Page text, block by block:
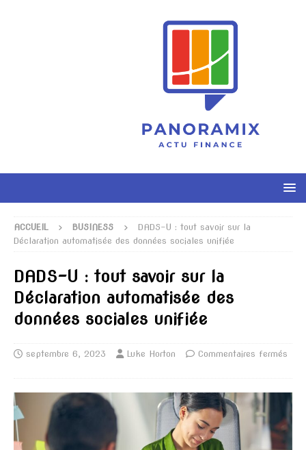
ACCUEIL BUSINESS
DADS-U : tout savoir sur la
Déclaration automatisée des données sociales unifiée
DADS-U : tout savoir sur la
Déclaration automatisée des
données sociales unifiée
septembre 6, 2023 Luke Horton Commentaires fermés